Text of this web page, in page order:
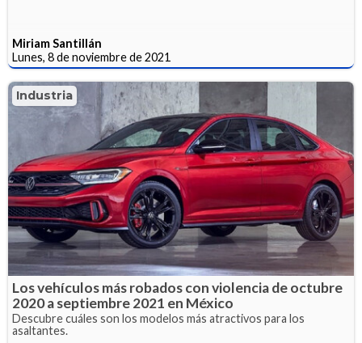
Miriam Santillán
Lunes, 8 de noviembre de 2021
Industria
Los vehículos más robados con violencia de octubre
2020 a septiembre 2021 en México
Descubre cuáles son los modelos más atractivos para los
asaltantes.